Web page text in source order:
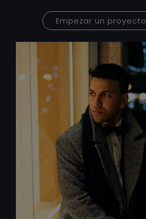
Empezar un proyecto